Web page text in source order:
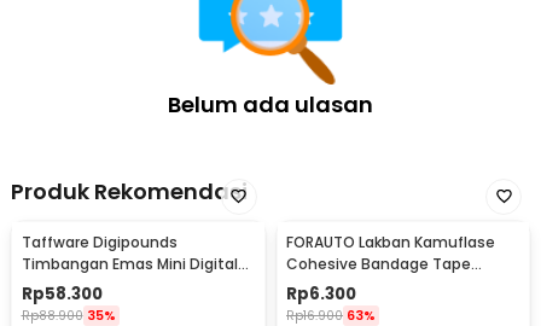
Belum ada ulasan
Produk Rekomendasi
Taffware Digipounds
Timbangan Emas Mini Digital
Multifungsi 500g 0.1g - EK518
Rp58.300
Rp88.900 35%
FORAUTO Lakban Kamuflase
Cohesive Bandage Tape
Hunting 4.5M 50mm - H10
Rp6.300
Rp16.900 63%